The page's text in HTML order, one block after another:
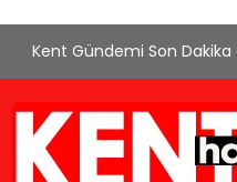
Kent Gündemi Son Dakika